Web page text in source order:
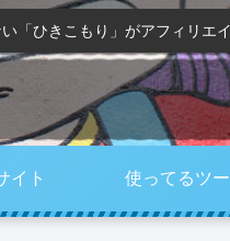
「ひきこもり」がアフィリエ
イト 使ってるツ